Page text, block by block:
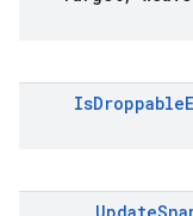
IsDroppable